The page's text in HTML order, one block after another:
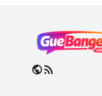
publicrss_feed